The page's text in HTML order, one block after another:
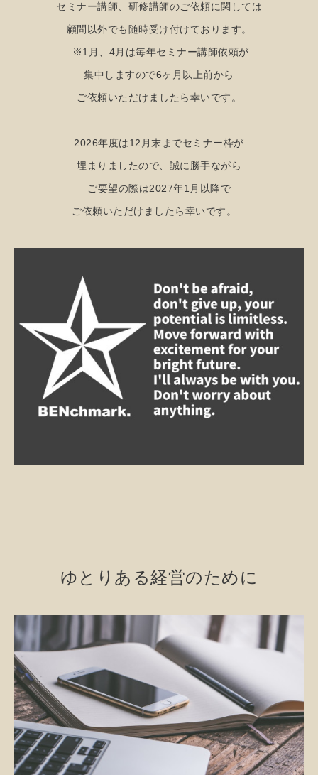
セミナー講師、研修講師のご依頼に関しては
顧問以外でも随時受け付けております。
※1月、4月は毎年セミナー講師依頼が
集中しますので6ヶ月以上前から
ご依頼いただけましたら幸いです。
2026年度は12月末までセミナー枠が
埋まりましたので、誠に勝手ながら
ご要望の際は2027年1月以降で
ご依頼いただけましたら幸いです。
ゆとりある経営のために